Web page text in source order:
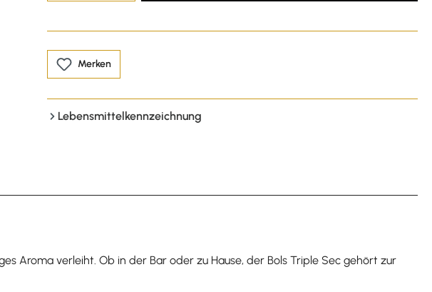
Merken
Lebensmittelkennzeichnung
Aroma verleiht. Ob in der Bar oder zu Hause, der Bols Triple Sec gehört zur